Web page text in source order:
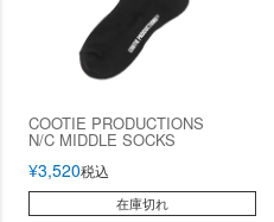
COOTIE PRODUCTIONS
N/C MIDDLE SOCKS
¥3,520税込
在庫切れ